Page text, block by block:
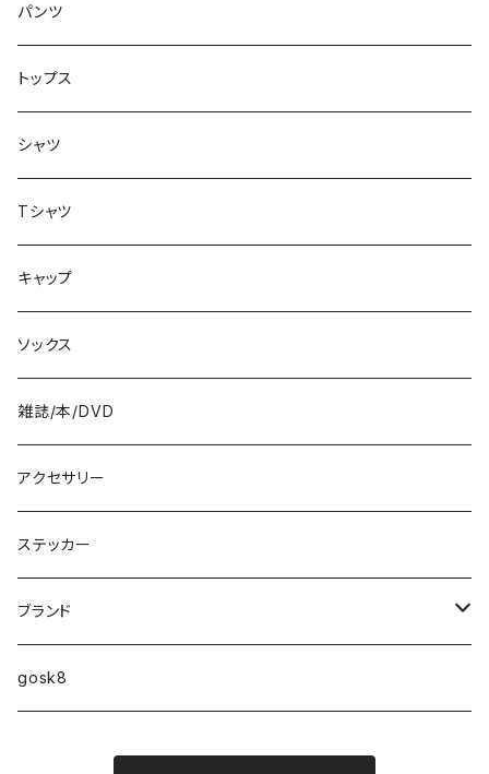
アクセサリー
シューズ
バッグ
8.1インチ
8.2インチ
8.3インチ
8.4インチ
8.5インチ
8.6インチ
8.7インチ
9インチ
9.2インチ
10インチ
ファンシェイプ
パンツ
トップス
シャツ
Tシャツ
キャップ
ソックス
雑誌/本/DVD
アクセサリー
ステッカー
ブランド
HIGHFIVE
gosk8